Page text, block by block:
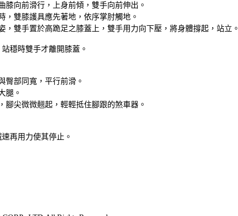
膝向前滑行，上身前傾，雙手向前伸出。
，雙膝護具應先著地，依序掌肘觸地。
，雙手置於高跪足之膝蓋上，雙手用力向下壓，將身體撐起，站立。
穩時雙手才離開膝蓋。
臀部同寬，平行前滑。
腿。
腳尖微微翹起，輕輕抵住腳跟的煞車器。
再用力使其停止。